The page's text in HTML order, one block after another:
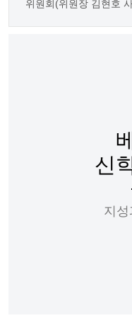
위원회(위원장 김현호
신
지